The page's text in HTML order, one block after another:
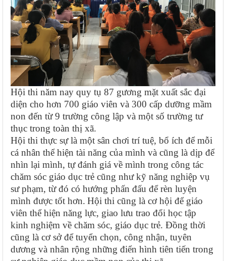
Hội thi năm nay quy tụ 87 gương mặt xuất sắc đại
diện cho hơn 700 giáo viên và 300 cấp dưỡng mầm
non đến từ 9 trường công lập và một số trường tư
thục trong toàn thị xã.
Hội thi thực sự là một sân chơi trí tuệ, bổ ích để mỗi
cá nhân thể hiện tài năng của mình và cũng là dịp để
nhìn lại mình, tự đánh giá về mình trong công tác
chăm sóc giáo dục trẻ cũng như kỹ năng nghiệp vụ
sư phạm, từ đó có hướng phấn đấu để rèn luyện
mình được tốt hơn. Hội thi cũng là cơ hội để giáo
viên thể hiện năng lực, giao lưu trao đổi học tập
kinh nghiệm về chăm sóc, giáo dục trẻ. Đồng thời
cũng là cơ sở để tuyển chọn, công nhận, tuyên
dương và nhân rộng những điển hình tiên tiến trong